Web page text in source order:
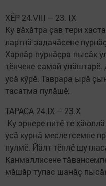
ХӖР 24.VIII – 23. IX
Ку вăхăтра çав тери
лартнă задачăсене
Харпăр пурнăçра пысăк
тӗнчене самай
усă кӳрӗ. Таврара ырă
тасатма пулăшӗ.
ТАРАСА 24.IX – 23.X
Ку эрнере питӗ те
усă курнă меслетсемпе
пулмӗ. Йăлт тӗплӗ
Канмаллисене
мăшăр тупас шанăç